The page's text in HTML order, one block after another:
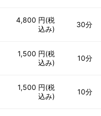
4,800 円(税
込み)
30分
1,500 円(税
込み)
10分
1,500 円(税
込み)
10分